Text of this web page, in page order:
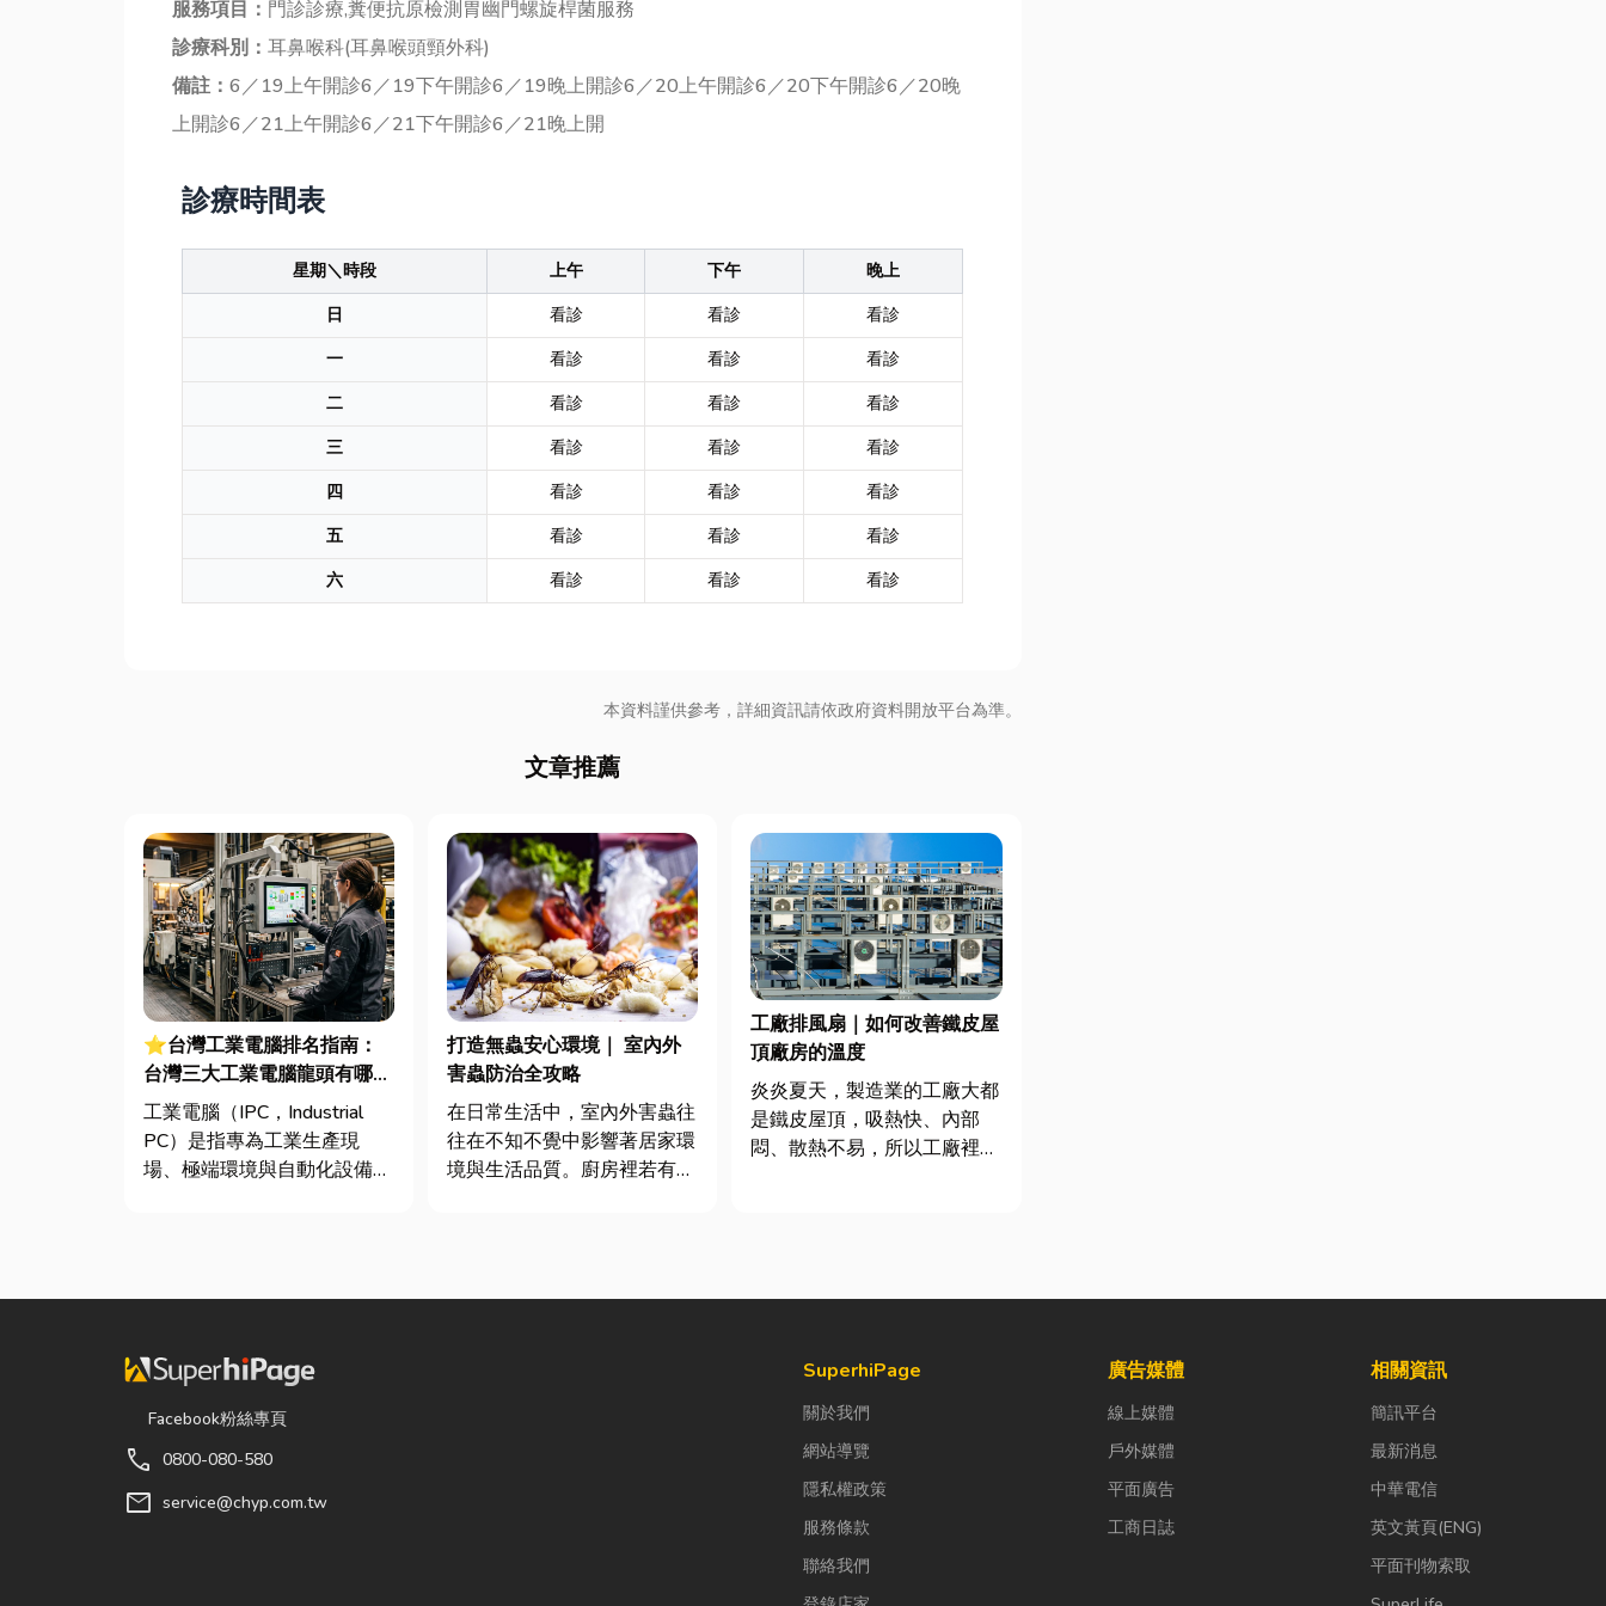
服務項目： 門診診療,糞便抗原檢測胃幽門螺旋桿菌服務
診療科別： 耳鼻喉科(耳鼻喉頭頸外科)
備註： 6／19上午開診6／19下午開診6／19晚上開診6／20上午開診6／20下午開診6／20晚
上開診6／21上午開診6／21下午開診6／21晚上開
診療時間表
星期＼時段 上午 下午
晚上
日
看診 看診
看診
一
看診 看診
看診
二
看診 看診
看診
三
看診 看診
看診
四
看診 看診
看診
五
看診 看診
看診
六
看診 看診 看診
本資料謹供參考，詳細資訊請依政府資料開放平台為準。
文章推薦
⭐台灣工業電腦排名指南：
台灣三大工業電腦龍頭有哪
些？工廠採購與品牌選型全解
析
工業電腦（IPC，Industrial
PC）是指專為工業生產現
場、極端環境與自動化設備所
打造無蟲安心環境｜ 室內外
害蟲防治全攻略
在日常生活中，室內外害蟲往
往在不知不覺中影響著居家環
境與生活品質。廚房裡若有食
工廠排風扇｜如何改善鐵皮屋
頂廠房的溫度
炎炎夏天，製造業的工廠大都
是鐵皮屋頂，吸熱快、內部
悶、散熱不易，所以工廠裡的
Facebook粉絲專頁
call 0800-080-580
mail service@chyp.com.tw
SuperhiPage
關於我們
網站導覽
隱私權政策
服務條款
聯絡我們
廣告媒體
線上媒體
戶外媒體
平面廣告
工商日誌
相關資訊
簡訊平台
最新消息
中華電信
英文黃頁(ENG)
平面刊物索取